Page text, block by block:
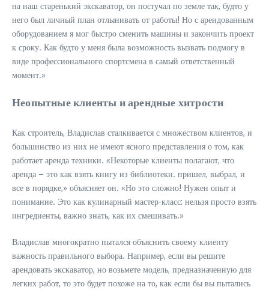
на наш старенький экскаватор, он постучал по земле так, будто у
него был личный план отлынивать от работы! Но с арендованным
оборудованием я мог быстро сменить машины и закончить проект
к сроку. Как будто у меня была возможность вызвать подмогу в
виде профессионального спортсмена в самый ответственный
момент.»
Неопытные клиенты и арендные хитрости
Как строитель, Владислав сталкивается с множеством клиентов, и
большинство из них не имеют ясного представления о том, как
работает аренда техники. «Некоторые клиенты полагают, что
аренда – это как взять книгу из библиотеки. пришел, выбрал, и
все в порядке,» объясняет он. «Но это сложно! Нужен опыт и
понимание. Это как кулинарный мастер-класс: нельзя просто взять
ингредиенты, важно знать, как их смешивать.»
Владислав многократно пытался объяснить своему клиенту
важность правильного выбора. Например, если вы решите
арендовать экскаватор, но возьмете модель, предназначенную для
легких работ, то это будет похоже на то, как если бы вы пытались